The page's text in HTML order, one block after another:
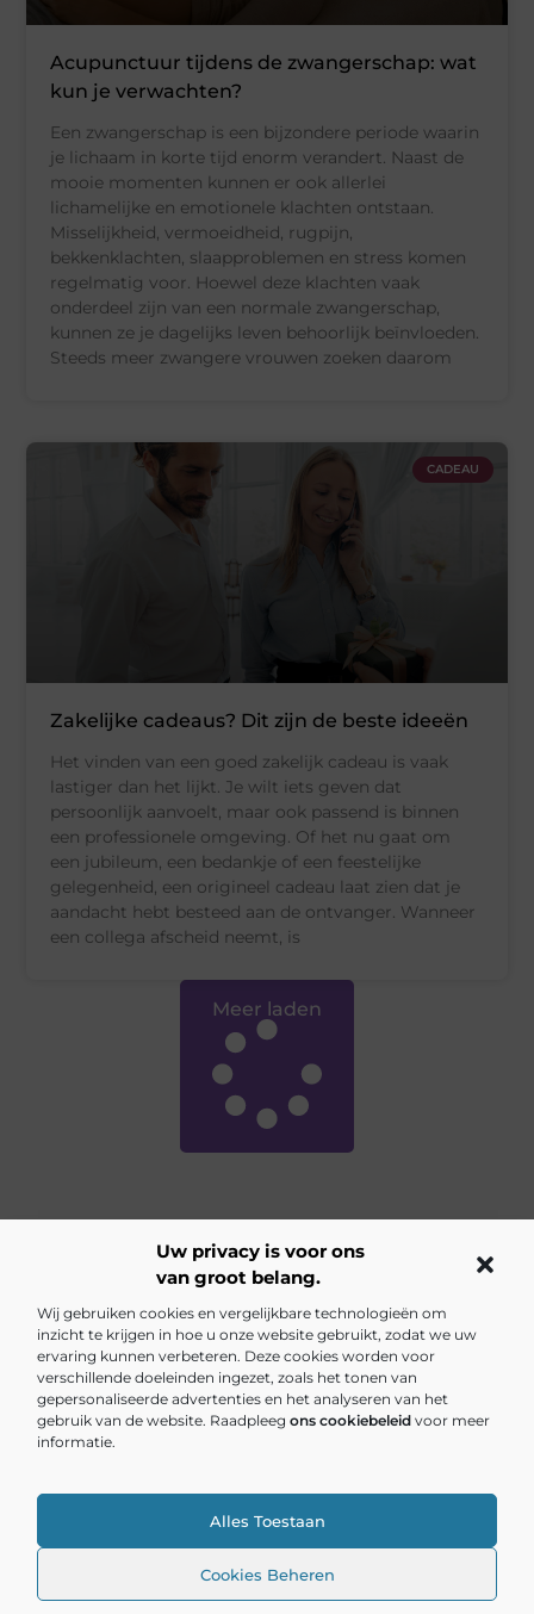
Uw privacy is voor ons
van groot belang.
Wij gebruiken cookies en vergelijkbare technologieën om
inzicht te krijgen in hoe u onze website gebruikt, zodat we uw
ervaring kunnen verbeteren. Deze cookies worden voor
verschillende doeleinden ingezet, zoals het tonen van
gepersonaliseerde advertenties en het analyseren van het
gebruik van de website. Raadpleeg ons cookiebeleid voor meer
informatie.
Alles Toestaan
Cookies Beheren
Acupunctuur tijdens de zwangerschap: wat
kun je verwachten?
Een zwangerschap is een bijzondere periode waarin
je lichaam in korte tijd enorm verandert. Naast de
mooie momenten kunnen er ook allerlei
lichamelijke en emotionele klachten ontstaan.
Misselijkheid, vermoeidheid, rugpijn,
bekkenklachten, slaapproblemen en stress komen
regelmatig voor. Hoewel deze klachten vaak
onderdeel zijn van een normale zwangerschap,
kunnen ze je dagelijks leven behoorlijk beïnvloeden.
Steeds meer zwangere vrouwen zoeken daarom
CADEAU
Zakelijke cadeaus? Dit zijn de beste ideeën
Het vinden van een goed zakelijk cadeau is vaak
lastiger dan het lijkt. Je wilt iets geven dat
persoonlijk aanvoelt, maar ook passend is binnen
een professionele omgeving. Of het nu gaat om
een jubileum, een bedankje of een feestelijke
gelegenheid, een origineel cadeau laat zien dat je
aandacht hebt besteed aan de ontvanger. Wanneer
een collega afscheid neemt, is
Meer laden
Main Links
Elke dag iets nieuws op van5tot9.nl
www.van5tot9.nl